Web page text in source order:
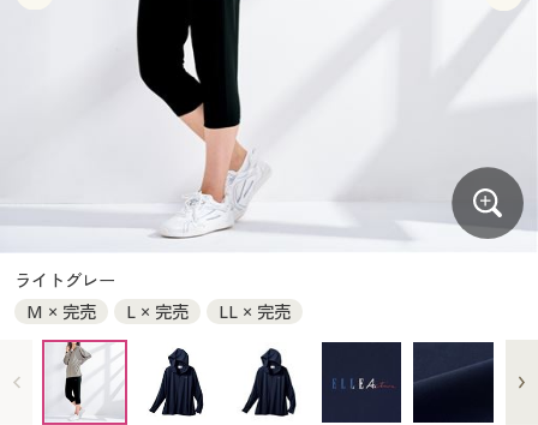
カーテン・ラグ・ファブリック
ジュニア・ティーンズ下着
大きいサイズ通販すべて
大きいサイズ レディース服
大きいサイズ レディース下着
大きいサイズ メンズ
大きいサイズ 事務・制服
バーゲンセール
カタログ
カタログ・チラシからのご注文
デジタルカタログ
カタログ無料プレゼント
ジュニア・ティーンズ下着
大きいサイズ レディース服
大きいサイズ レディース下着
大きいサイズ 事務・制服
バーゲンセール
シークレットセール
商品カテゴリ一覧
カタログ・チラシからのご注文
カタログ無料プレゼント
会員メニュー
ライトグレー
M × 完売
L × 完売 LL × 完売